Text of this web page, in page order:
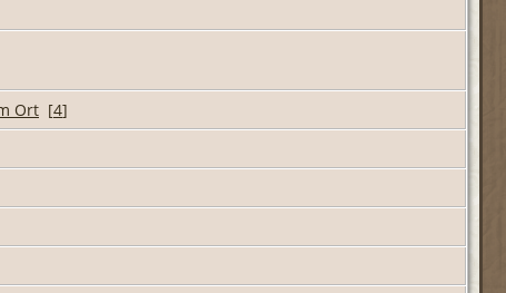
[4]